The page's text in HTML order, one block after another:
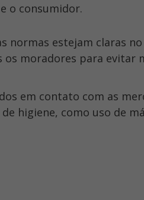
o consumidor.
normas estejam claras
moradores para evitar
em contato com as
higiene, como uso de